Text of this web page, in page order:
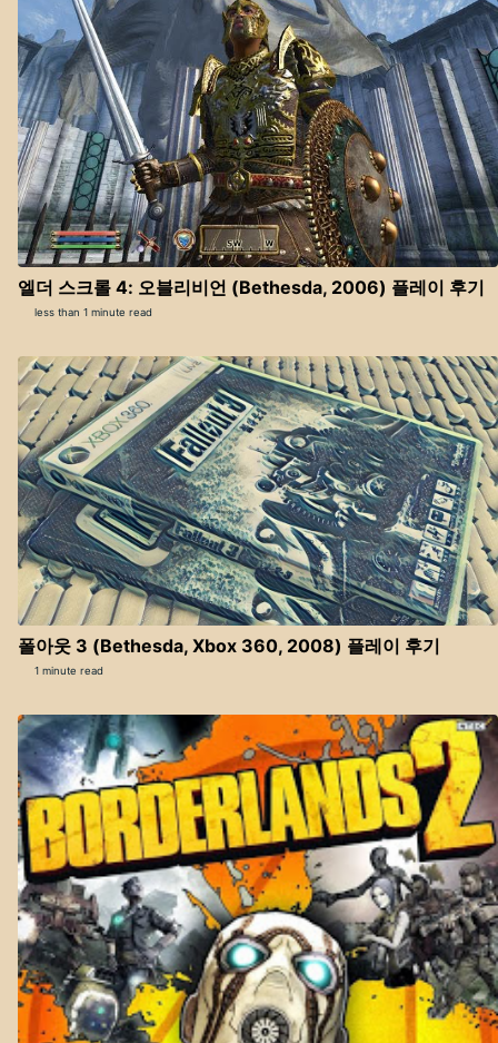
엘더 스크롤 4: 오블리비언 (Bethesda, 2006) 플레이 후기
less than 1 minute read
폴아웃 3 (Bethesda, Xbox 360, 2008) 플레이 후기
1 minute read